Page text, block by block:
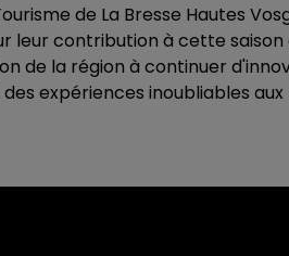
de La Bresse Hautes
leur contribution à cette
de la région à continuer
expériences inoubliables